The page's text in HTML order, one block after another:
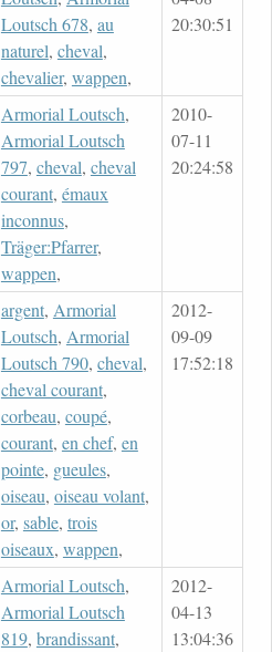
Loutsch 678, au
naturel, cheval,
chevalier, wappen,
20:30:51
Armorial Loutsch,
Armorial Loutsch
797, cheval, cheval
courant, émaux
inconnus,
Träger:Pfarrer,
wappen,
2010-
07-11
20:24:58
argent, Armorial
Loutsch, Armorial
Loutsch 790, cheval,
cheval courant,
corbeau, coupé,
courant, en chef, en
pointe, gueules,
oiseau, oiseau volant,
or, sable, trois
oiseaux, wappen,
2012-
09-09
17:52:18
Armorial Loutsch,
Armorial Loutsch
819, brandissant,
2012-
04-13
13:04:36